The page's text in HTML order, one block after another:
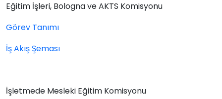
Eğitim İşleri, Bologna ve AKTS Komisyonu
Görev Tanımı
İş Akış Şeması
İşletmede Mesleki Eğitim Komisyonu